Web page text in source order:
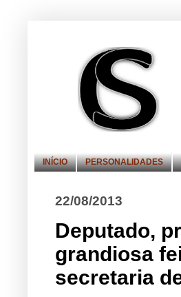
INÍCIO PERSONALIDADES
22/08/2013
Deputado,
grandiosa
secretaria